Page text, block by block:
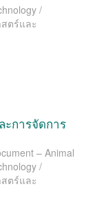
/
ตร์และ
ะการจัดการ
– Animal
/
ตร์และ